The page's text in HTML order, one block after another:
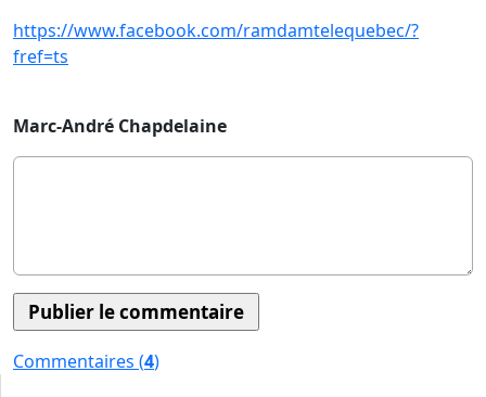
https://www.facebook.com/ramdamtelequebec/?
fref=ts
Marc-André Chapdelaine
Commentaires (4)